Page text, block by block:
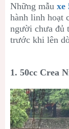
Những mẫu xe
hành linh hoạt
người chưa đủ
trước khi lên
1. 50cc Crea